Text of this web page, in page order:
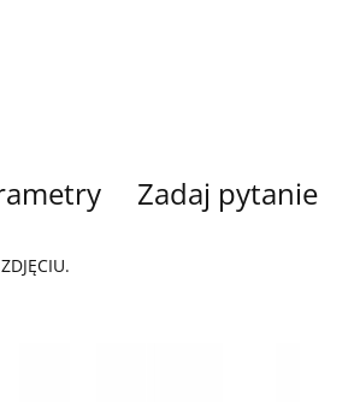
Zadaj pytanie